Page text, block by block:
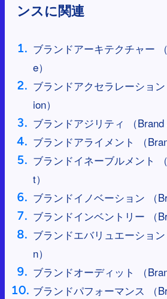
ンスに関連
ブランドアーキテクチャー
e）
ブランドアクセラレーショ
ion）
ブランドアジリティ （Brand
ブランドアライメント （
ブランドイネーブルメント
t）
ブランドイノベーション （
ブランドインベントリー （
ブランドエバリュエーショ
n）
ブランドオーディット （
ブランドパフォーマンス （